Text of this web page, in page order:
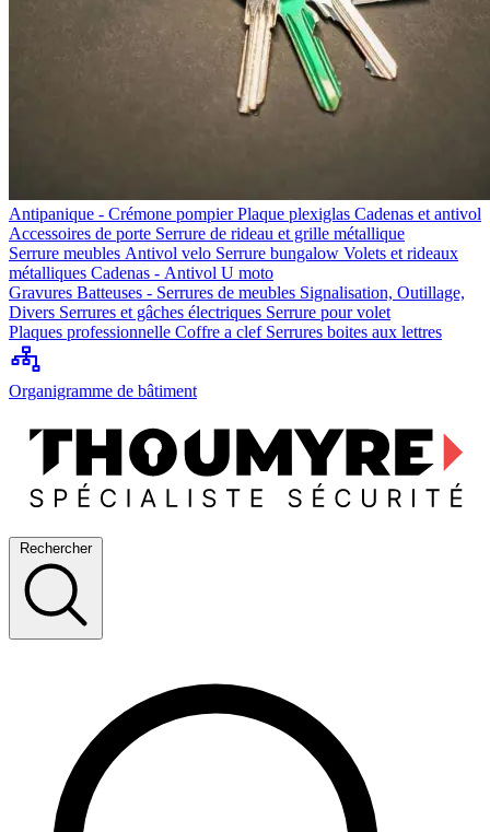
Antipanique - Crémone pompierPlaque plexiglas Cadenas et antivol
Accessoires de porte Serrure de rideau et grille métallique
Serrure meubles Antivol velo Serrure bungalow Volets et rideaux
métalliques Cadenas - Antivol U moto
Gravures Batteuses - Serrures de meubles Signalisation, Outillage,
Divers Serrures et gâches électriques Serrure pour volet
Plaques professionnelle Coffre a clef Serrures boites aux lettres
Organigramme de bâtiment
Rechercher